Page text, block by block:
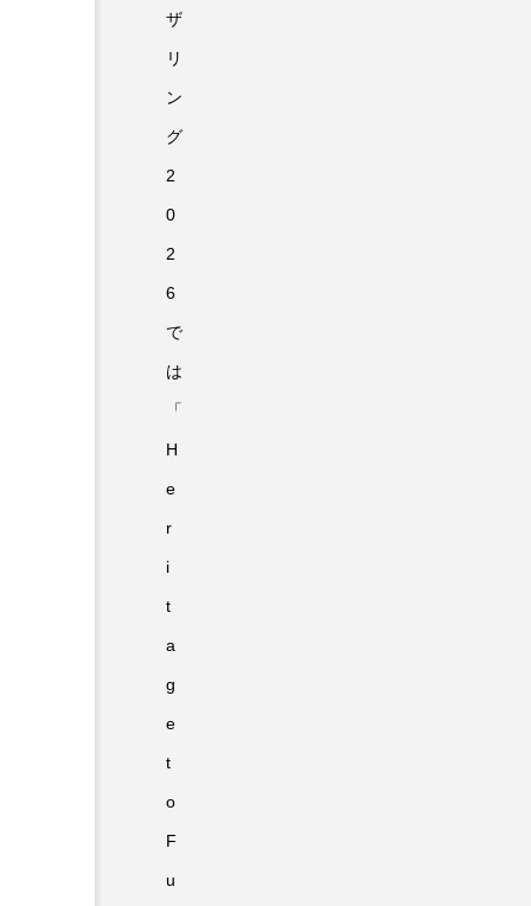
ザ
リ
ン
グ
2
0
2
6
で
は
「
H
e
r
i
t
a
g
e
t
o
F
u